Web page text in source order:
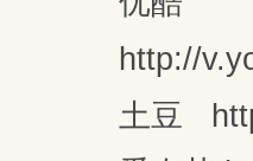
http://
土豆